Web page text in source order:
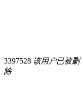
3397528 该用户已被删
除